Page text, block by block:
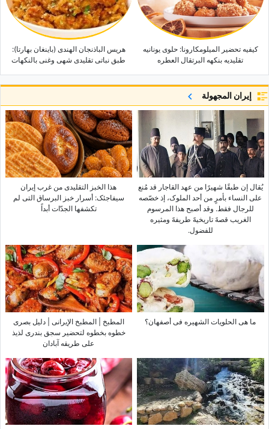
کیفیه تحضیر المیلومکارونا: حلوى یونانیه
تقلیدیه بنکهه البرتقال العطره
هریس الباذنجان الهندی (باینغان بهارتا):
طبق نباتی تقلیدی شهی وغنی بالنکهات
إيران المجهولة
یُقال إن طبقًا شهیرًا من عهد القاجار قد مُنع
على النساء بأمرٍ من أحد الملوک، إذ خصّصه
للرجال فقط. وقد أصبح هذا المرسوم
الغریب قصهً تاریخیهً طریفهً ومثیره
للفضول.
هذا الخبز التقلیدی من غرب إیران
سیفاجئک: أسرار خبز البرساق التی لم
تکشفها الجدّات أبداً
ما هی الحلویات الشهیره فی أصفهان؟
المطبخ | المطبخ الإیرانی | دلیل بصری
خطوه بخطوه لتحضیر سجق بندری لذیذ
على طریقه آبادان